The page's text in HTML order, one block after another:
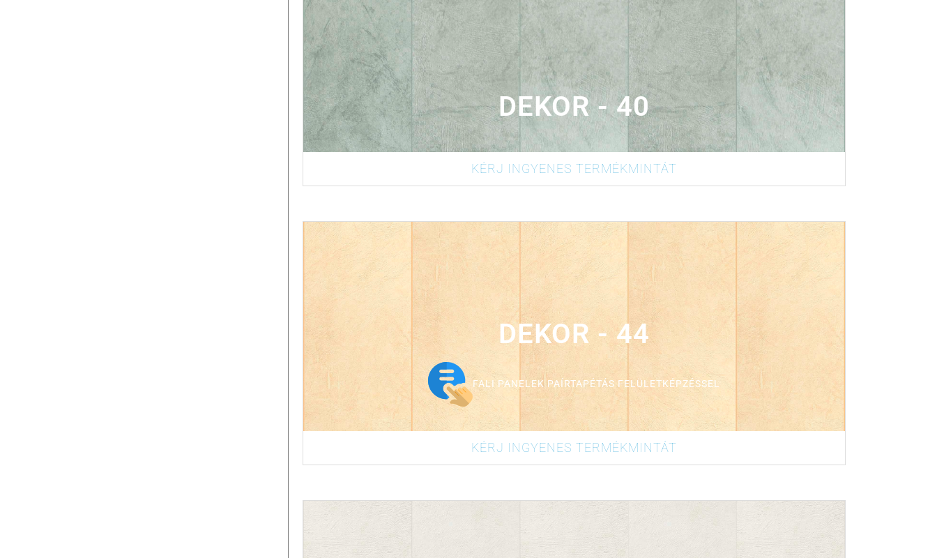
DEKOR - 40
1 lap (mérete: 2,70*0,58 ), 4 lap/doboz
KÉRJ INGYENES TERMÉKMINTÁT
DEKOR - 44
FALI PANELEK PAÍRTAPÉTÁS FELÜLETKÉPZÉSSEL
1 lap (mérete: 2,70*0,58 ), 4 lap/doboz
KÉRJ INGYENES TERMÉKMINTÁT